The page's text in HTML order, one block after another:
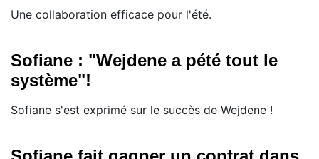
Une collaboration efficace pour l'été.
Sofiane : "Wejdene a pété tout le
système"!
Sofiane s'est exprimé sur le succès de Wejdene !